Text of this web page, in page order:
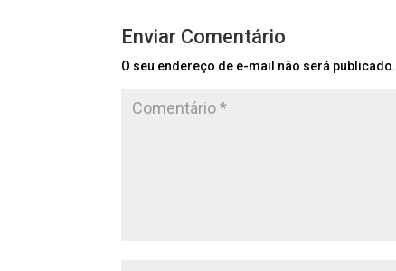
Enviar Comentário
O seu endereço de e-mail não será publicado.